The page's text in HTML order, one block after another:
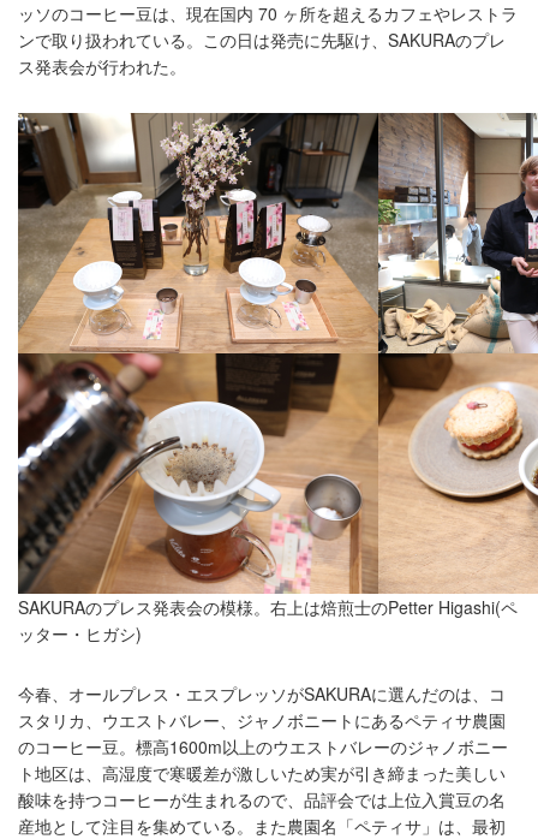
ッソのコーヒー豆は、現在国内 70 ヶ所を超えるカフェやレストラ
ンで取り扱われている。この日は発売に先駆け、SAKURAのプレ
ス発表会が行われた。
SAKURAのプレス発表会の模様。右上は焙煎士のPetter Higashi(ペ
ッター・ヒガシ)
今春、オールプレス・エスプレッソがSAKURAに選んだのは、コ
スタリカ、ウエストバレー、ジャノボニートにあるペティサ農園
のコーヒー豆。標高1600m以上のウエストバレーのジャノボニー
ト地区は、高湿度で寒暖差が激しいため実が引き締まった美しい
酸味を持つコーヒーが生まれるので、品評会では上位入賞豆の名
産地として注目を集めている。また農園名「ペティサ」は、最初